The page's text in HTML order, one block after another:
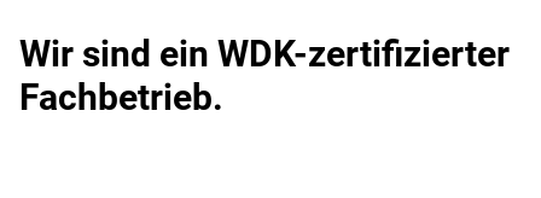
Wir sind ein WDK-zertifizierter
Fachbetrieb.